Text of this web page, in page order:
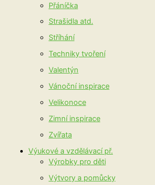
Přáníčka
Strašidla atd.
Stříhání
Techniky tvoření
Valentýn
Vánoční inspirace
Velikonoce
Zimní inspirace
Zvířata
Výukové a vzdělávací př.
Výrobky pro děti
Výtvory a pomůcky